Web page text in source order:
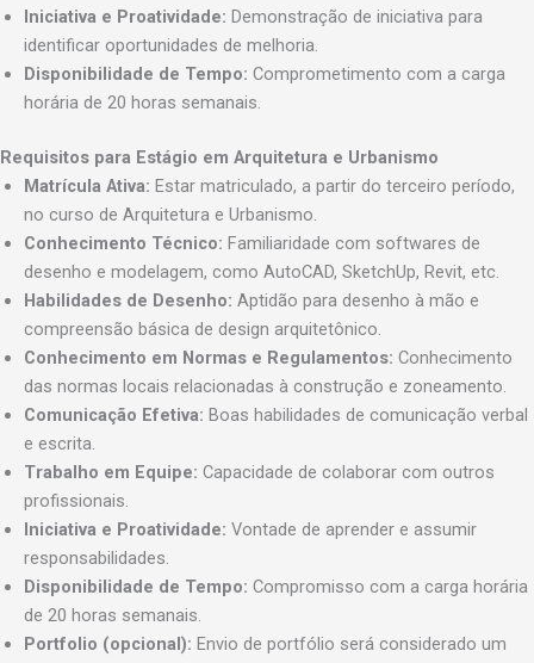
Iniciativa e Proatividade: Demonstração de iniciativa para
identificar oportunidades de melhoria.
Disponibilidade de Tempo: Comprometimento com a carga
horária de 20 horas semanais.
Requisitos para Estágio em Arquitetura e Urbanismo
Matrícula Ativa: Estar matriculado, a partir do terceiro período,
no curso de Arquitetura e Urbanismo.
Conhecimento Técnico: Familiaridade com softwares de
desenho e modelagem, como AutoCAD, SketchUp, Revit, etc.
Habilidades de Desenho: Aptidão para desenho à mão e
compreensão básica de design arquitetônico.
Conhecimento em Normas e Regulamentos: Conhecimento
das normas locais relacionadas à construção e zoneamento.
Comunicação Efetiva: Boas habilidades de comunicação verbal
e escrita.
Trabalho em Equipe: Capacidade de colaborar com outros
profissionais.
Iniciativa e Proatividade: Vontade de aprender e assumir
responsabilidades.
Disponibilidade de Tempo: Compromisso com a carga horária
de 20 horas semanais.
Portfolio (opcional): Envio de portfólio será considerado um